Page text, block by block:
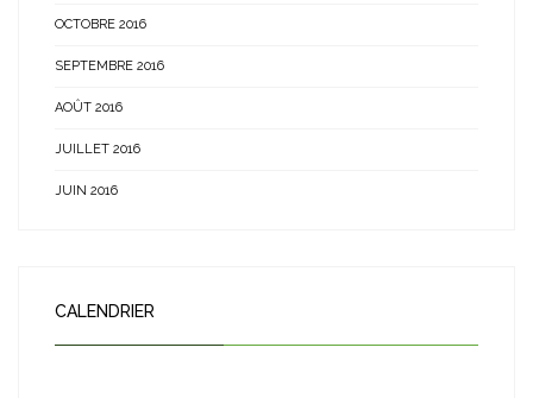
OCTOBRE 2016
SEPTEMBRE 2016
AOÛT 2016
JUILLET 2016
JUIN 2016
CALENDRIER